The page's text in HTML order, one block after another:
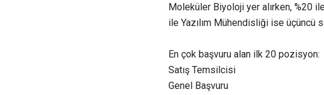
Moleküler Biyoloji yer alırken, %20
ile Yazılım Mühendisliği ise üçüncü
En çok başvuru alan ilk 20 pozisyon:
Satış Temsilcisi
Genel Başvuru